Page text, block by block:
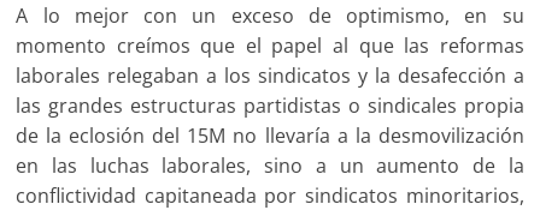
A lo mejor con un exceso de optimismo, en su
momento creímos que el papel al que las reformas
laborales relegaban a los sindicatos y la desafección a
las grandes estructuras partidistas o sindicales propia
de la eclosión del 15M no llevaría a la desmovilización
en las luchas laborales, sino a un aumento de la
conflictividad capitaneada por sindicatos minoritarios,